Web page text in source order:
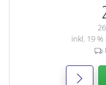
inkl. 19 %